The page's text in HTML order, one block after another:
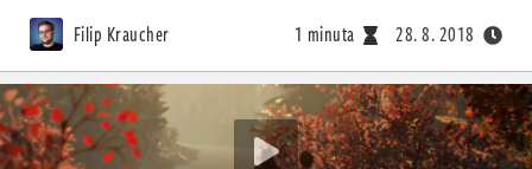
Filip Kraucher 1 minuta 28. 8. 2018